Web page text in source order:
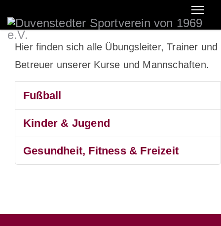
Hier finden sich alle Übungsleiter, Trainer und
Betreuer unserer Kurse und Mannschaften.
Fußball
Kinder & Jugend
Gesundheit, Fitness & Freizeit